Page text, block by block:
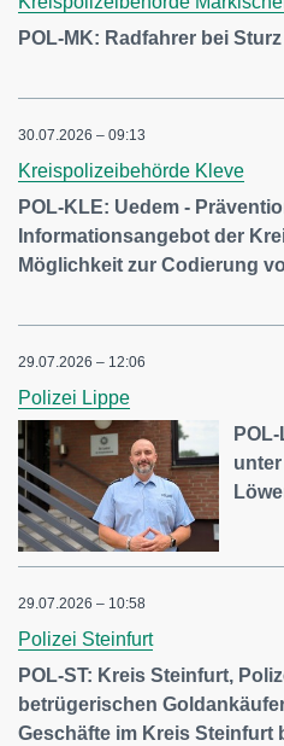
POL-MK: Radfahrer bei
30.07.2026 – 09:13
Kreispolizeibehörde Kleve
POL-KLE: Uedem -
Informationsangebot der
Möglichkeit zur Codierung
29.07.2026 – 12:06
Polizei Lippe
29.07.2026 – 10:58
Polizei Steinfurt
POL-ST: Kreis Steinfurt,
betrügerischen
Geschäfte im Kreis Steinfurt